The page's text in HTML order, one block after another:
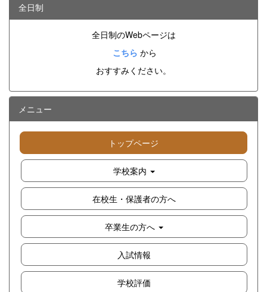
全日制
全日制のWebページは
こちら から
おすすみください。
メニュー
トップページ
学校案内
在校生・保護者の方へ
卒業生の方へ
入試情報
学校評価